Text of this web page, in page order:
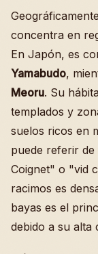
concentra en
En Japón, es
Yamabudo,
Meoru. Su
templados y
suelos ricos en
puede referir
Coignet" o "vid
racimos es
bayas es el
debido a su alta